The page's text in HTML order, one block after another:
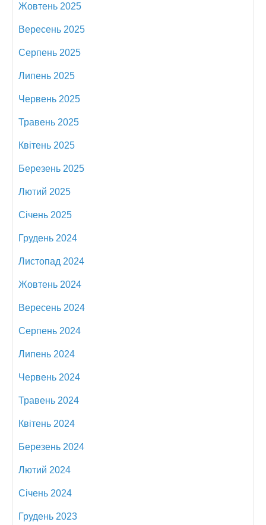
Жовтень 2025
Вересень 2025
Серпень 2025
Липень 2025
Червень 2025
Травень 2025
Квітень 2025
Березень 2025
Лютий 2025
Січень 2025
Грудень 2024
Листопад 2024
Жовтень 2024
Вересень 2024
Серпень 2024
Липень 2024
Червень 2024
Травень 2024
Квітень 2024
Березень 2024
Лютий 2024
Січень 2024
Грудень 2023